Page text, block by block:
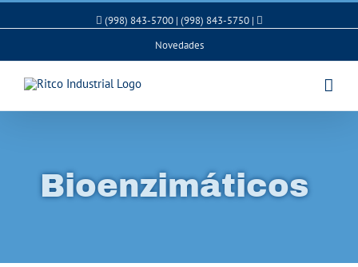
(998) 843-5700 | (998) 843-5750 |
Novedades
Bioenzimáticos